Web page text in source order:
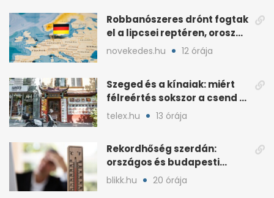
Robbanószeres drónt fogtak
el a lipcsei reptéren, orosz
szál gyanúja
novekedes.hu 12 órája
Szeged és a kínaiak: miért
félreértés sokszor a csend a
hétköznapokban?
telex.hu 13 órája
Rekordhőség szerdán:
országos és budapesti
melegcsúcsok dőltek meg
blikk.hu 20 órája